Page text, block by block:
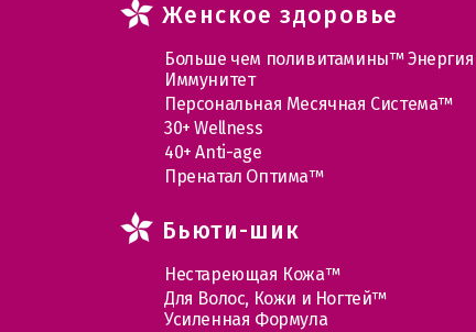
Женское здоровье
Больше чем поливитамины™ Энергия
Иммунитет
Персональная Месячная Система™
30+ Wellness
40+ Anti-age
Пренатал Оптима™
Бьюти-шик
Нестареющая Кожа™
Для Волос, Кожи и Ногтей™
Усиленная Формула